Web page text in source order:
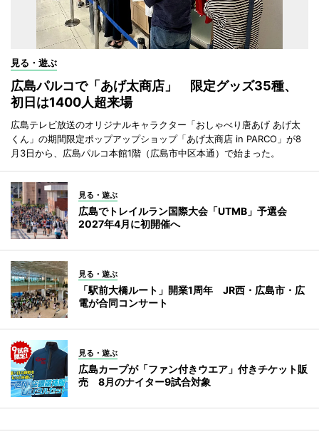
見る・遊ぶ
広島パルコで「あげ太商店」 限定グッズ35種、
初日は1400人超来場
広島テレビ放送のオリジナルキャラクター「おしゃべり唐あげ あげ太
くん」の期間限定ポップアップショップ「あげ太商店 in PARCO」が8
月3日から、広島パルコ本館1階（広島市中区本通）で始まった。
見る・遊ぶ
広島でトレイルラン国際大会「UTMB」予選会
2027年4月に初開催へ
見る・遊ぶ
「駅前大橋ルート」開業1周年 JR西・広島市・広
電が合同コンサート
見る・遊ぶ
広島カープが「ファン付きウエア」付きチケット販
売 8月のナイター9試合対象